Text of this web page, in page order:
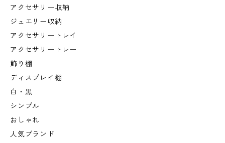
アクセサリー収納
ジュエリー収納
アクセサリートレイ
アクセサリートレー
飾り棚
ディスプレイ棚
白・黒
シンプル
おしゃれ
人気ブランド